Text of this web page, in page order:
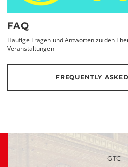
FAQ
Häufige Fragen und Antworten zu den
Veranstaltungen
FREQUENTLY
GTC